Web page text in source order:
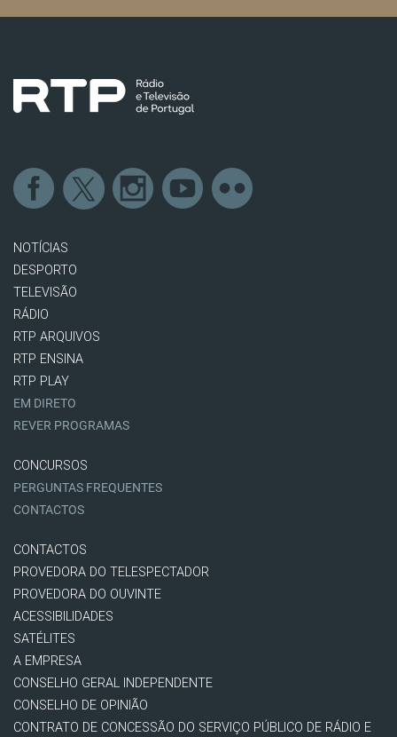
NOTÍCIAS
DESPORTO
TELEVISÃO
RÁDIO
RTP ARQUIVOS
RTP ENSINA
RTP PLAY
EM DIRETO
REVER PROGRAMAS
CONCURSOS
PERGUNTAS FREQUENTES
CONTACTOS
CONTACTOS
PROVEDORA DO TELESPECTADOR
PROVEDORA DO OUVINTE
ACESSIBILIDADES
SATÉLITES
A EMPRESA
CONSELHO GERAL INDEPENDENTE
CONSELHO DE OPINIÃO
CONTRATO DE CONCESSÃO DO SERVIÇO PÚBLICO DE RÁDIO E